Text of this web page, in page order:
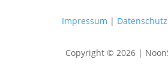
Impressum |
Copyright © 2026 |